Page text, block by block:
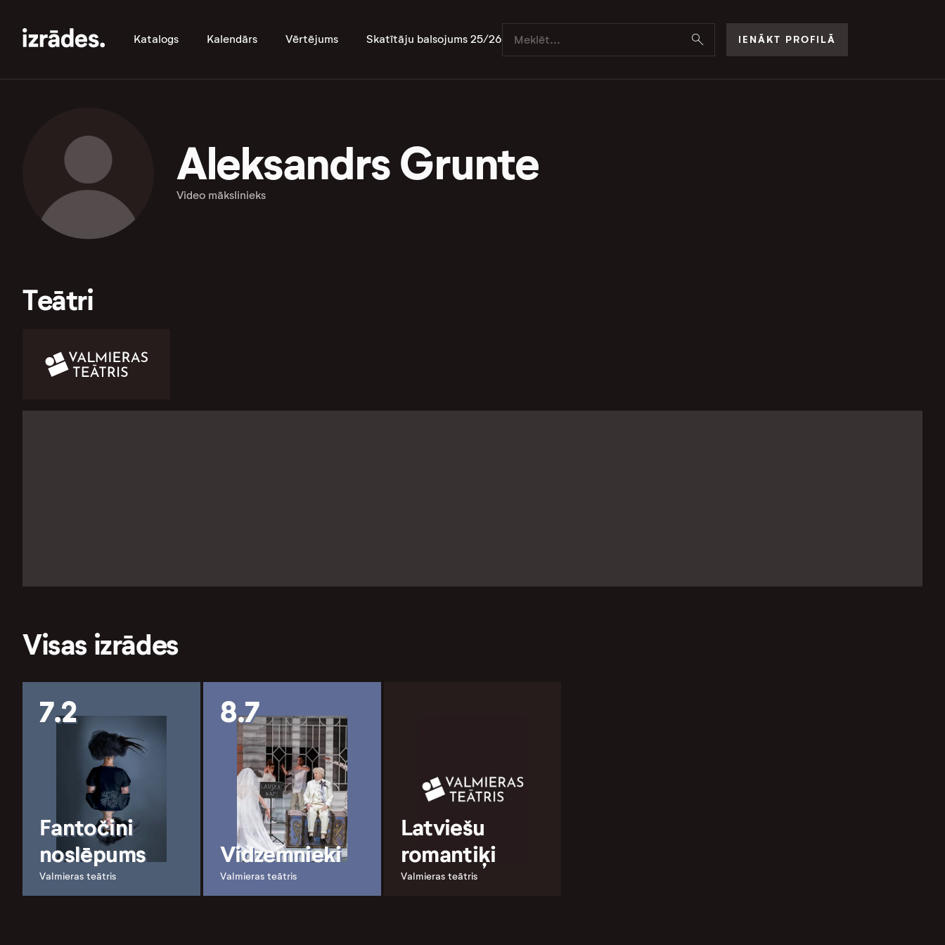
Katalogs Kalendārs Vērtējums Skatītāju balsojums 25/26 IENĀKT PROFILĀ
Aleksandrs Grunte
Video mākslinieks
Teātri
Visas izrādes
7.2
Fantočini
noslēpums
Valmieras teātris
8.7
Vidzemnieki
Valmieras teātris
Latviešu
romantiķi
Valmieras teātris